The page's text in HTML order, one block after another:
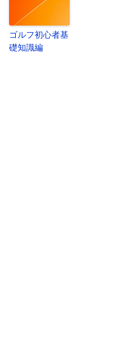
ゴルフ初心者基
礎知識編